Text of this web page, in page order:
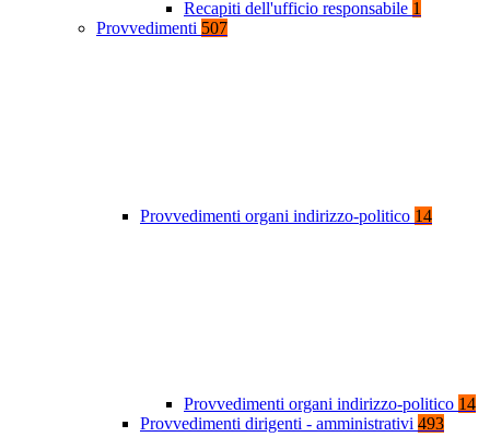
Recapiti dell'ufficio responsabile 1
Provvedimenti 507
Provvedimenti organi indirizzo-politico 14
Provvedimenti organi indirizzo-politico 14
Provvedimenti dirigenti - amministrativi 493